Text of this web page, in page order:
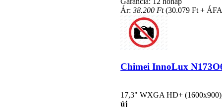
Ár: 38.200 Ft(30.079 Ft +
Chimei InnoLux
17,3" WXGA HD+
új